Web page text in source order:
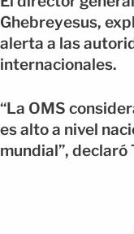
Ghebreyesus,
alerta a las
internacionales.
“La OMS
es alto a nivel
mundial”, declaró